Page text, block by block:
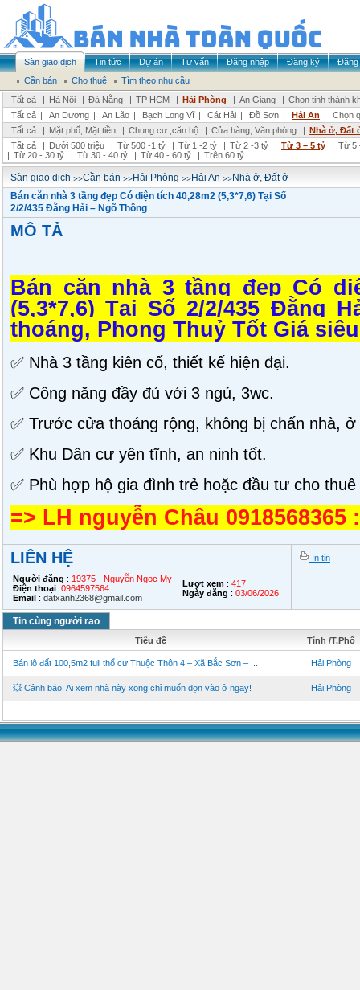
Sàn giao dịch Tin tức Dự án Tư vấn Đăng nhập Đăng ký
Đăng
Cần bán
Cho thuê
Tìm theo nhu cầu
Tất cả
| Hà Nội | Đà Nẵng | TP HCM | Hải Phòng | An Giang | Chọn tỉnh thành
Tất cả | An Dương | An Lão | Bạch Long Vĩ | Cát Hải | Đồ Sơn | Hải An |
Chọn
Tất cả
| Mặt phố, Mặt tiền | Chung cư ,căn hộ | Cửa hàng, Văn phòng | Nhà ở, Đất
Tất cả
| Dưới 500 triệu | Từ 500 -1 tỷ | Từ 1 -2 tỷ | Từ 2 -3 tỷ | Từ 3 – 5 tỷ | Từ 5
| Từ 20 - 30 tỷ | Từ 30 - 40 tỷ | Từ 40 - 60 tỷ | Trên 60 tỷ
Sàn giao dịch >>Cần bán >>Hải Phòng >>Hải An >>Nhà ở, Đất ở
Bán căn nhà 3 tầng đẹp Có diện tích 40,28m2 (5,3*7,6) Tại Số
2/2/435 Đằng Hải – Ngõ Thông
MÔ TẢ
Bán căn nhà 3 tầng đẹp Có
(5,3*7,6) Tại Số 2/2/435 Đằng
thoáng, Phong Thuỷ Tốt Giá
✅ Nhà 3 tầng kiên cố, thiết kế hiện đại.
✅ Công năng đầy đủ với 3 ngủ, 3wc.
✅ Trước cửa thoáng rộng, không bị chấn nhà,
✅ Khu Dân cư yên tĩnh, an ninh tốt.
✅ Phù hợp hộ gia đình trẻ hoặc đầu tư cho thuê
=> LH nguyễn Châu 0918568365
LIÊN HỆ
Người đăng : 19375 - Nguyễn Ngọc My
Điện thoại: 0964597564
Email : datxanh2368@gmail.com
Lượt xem : 417
Ngày đăng : 03/06/2026
In tin
Tin cùng người rao
Tiêu đề Tỉnh /T.Phố
Bán lô đất 100,5m2 full thổ cư Thuộc Thôn 4 – Xã Bắc Sơn – ... Hải Phòng
💥 Cảnh báo: Ai xem nhà này xong chỉ muốn dọn vào ở ngay! Hải Phòng